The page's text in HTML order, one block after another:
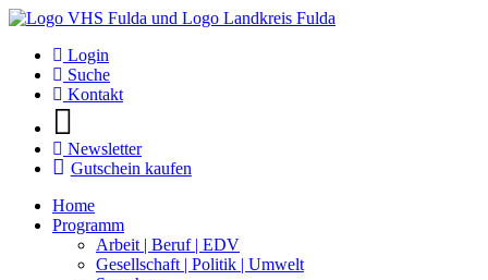
Login
Suche
Kontakt
Newsletter
Gutschein kaufen
Home
Programm
Arbeit | Beruf | EDV
Gesellschaft | Politik | Umwelt